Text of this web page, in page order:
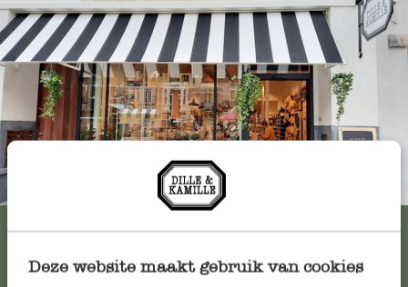
Deze website maakt gebruik van cookies
Immer in der Nähe